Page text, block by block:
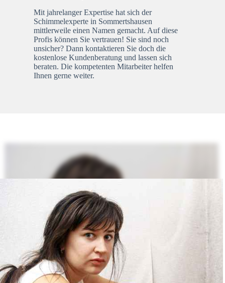
Mit jahrelanger Expertise hat sich der
Schimmelexperte in Sommertshausen
mittlerweile einen Namen gemacht. Auf diese
Profis können Sie vertrauen! Sie sind noch
unsicher? Dann kontaktieren Sie doch die
kostenlose Kundenberatung und lassen sich
beraten. Die kompetenten Mitarbeiter helfen
Ihnen gerne weiter.